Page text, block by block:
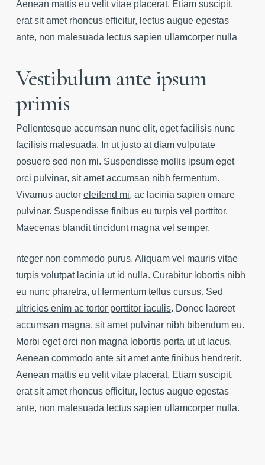
Aenean mattis eu velit vitae placerat. Etiam suscipit,
erat sit amet rhoncus efficitur, lectus augue egestas
ante, non malesuada lectus sapien ullamcorper nulla
Vestibulum ante ipsum
primis
Pellentesque accumsan nunc elit, eget facilisis nunc
facilisis malesuada. In ut justo at diam vulputate
posuere sed non mi. Suspendisse mollis ipsum eget
orci pulvinar, sit amet accumsan nibh fermentum.
Vivamus auctor eleifend mi, ac lacinia sapien ornare
pulvinar. Suspendisse finibus eu turpis vel porttitor.
Maecenas blandit tincidunt magna vel semper.
nteger non commodo purus. Aliquam vel mauris vitae
turpis volutpat lacinia ut id nulla. Curabitur lobortis nibh
eu nunc pharetra, ut fermentum tellus cursus. Sed
ultricies enim ac tortor porttitor iaculis. Donec laoreet
accumsan magna, sit amet pulvinar nibh bibendum eu.
Morbi eget orci non magna lobortis porta ut ut lacus.
Aenean commodo ante sit amet ante finibus hendrerit.
Aenean mattis eu velit vitae placerat. Etiam suscipit,
erat sit amet rhoncus efficitur, lectus augue egestas
ante, non malesuada lectus sapien ullamcorper nulla.